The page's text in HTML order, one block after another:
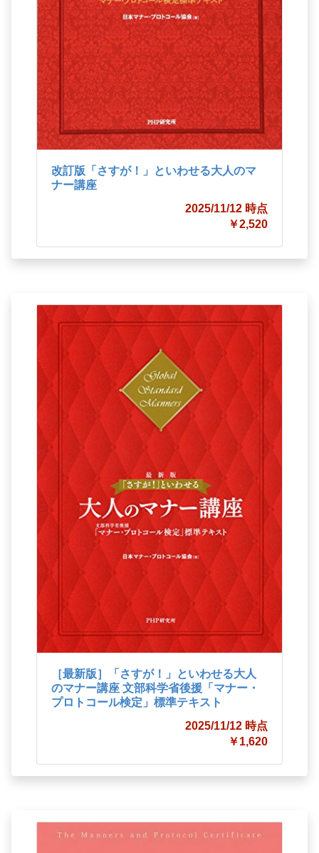
改訂版「さすが！」といわせる大人のマ
ナー講座
2025/11/12 時点
￥2,520
［最新版］「さすが！」といわせる大人
のマナー講座 文部科学省後援「マナー・
プロトコール検定」標準テキスト
2025/11/12 時点
￥1,620